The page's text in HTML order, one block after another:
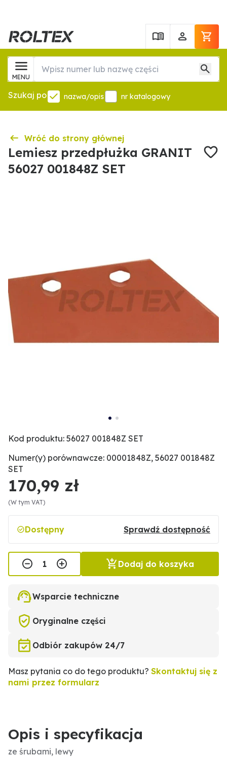
MENU
Szukaj po nazwa/opis nr katalogowy
Wróć do strony głównej
Lemiesz przedpłużka GRANIT
56027 001848Z SET
Kod produktu: 56027 001848Z SET
Numer(y) porównawcze: 00001848Z, 56027 001848Z
SET
170,99 zł
(W tym VAT)
Dostępny Sprawdź dostępność
Dodaj do koszyka
Wsparcie techniczne
Oryginalne części
Odbiór zakupów 24/7
Masz pytania co do tego produktu? Skontaktuj się z
nami przez formularz
Opis i specyfikacja
ze śrubami, lewy